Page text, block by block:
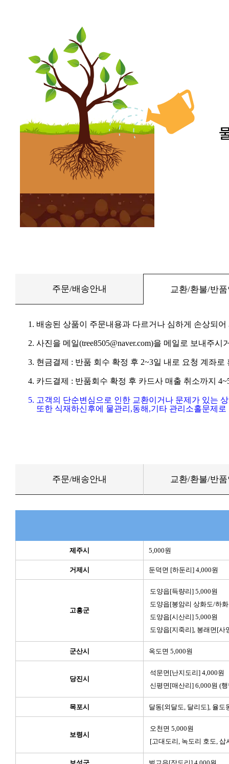
주문/배송안내 교환/환불/반
1. 배송된 상품이 주문내용과 다르거나 심하게 손상되
2. 사진을 메일(tree8505@naver.com)을 메일로 보내주시
3. 현금결제 : 반품 회수 확정 후 2~3일 내로 요청 계좌로
4. 카드결제 : 반품회수 확정 후 카드사 매출 취소까지
5. 고객의 단순변심으로 인한 교환이거나 문제가 있는
또한 식재하신후에 물관리,동해,기타 관리소홀문제로
주문/배송안내 교환/환불/반
제주시 5,000원
거제시 둔덕면 [하둔리] 4,000원
고흥군
도양읍[득량리] 5,000원
도양읍[봉암리 상화도/하
도양읍[시산리] 5,000원
도양읍[지죽리], 봉래면[사
군산시 옥도면 5,000원
당진시
석문면[난지도리] 4,000원
신평면[매산리] 6,000원 (
목포시 달동[외달도, 달리도], 율도
보령시
오천면 5,000원
[고대도리, 녹도리 호도,